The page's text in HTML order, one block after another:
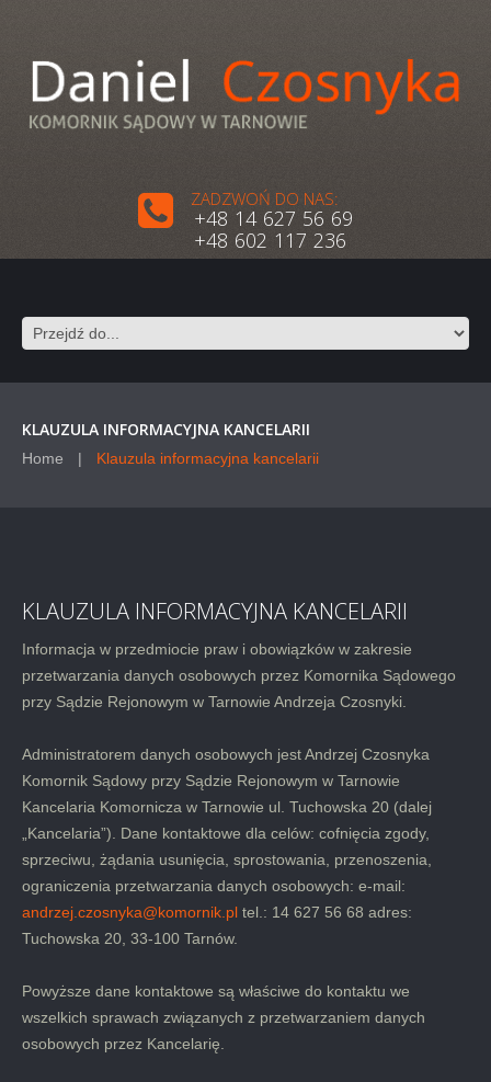
ZADZWOŃ DO NAS:
+48 14 627 56 69
+48 602 117 236
KLAUZULA INFORMACYJNA KANCELARII
Home Klauzula informacyjna kancelarii
KLAUZULA INFORMACYJNA KANCELARII
Informacja w przedmiocie praw i obowiązków w zakresie
przetwarzania danych osobowych przez Komornika Sądowego
przy Sądzie Rejonowym w Tarnowie Andrzeja Czosnyki.
Administratorem danych osobowych jest Andrzej Czosnyka
Komornik Sądowy przy Sądzie Rejonowym w Tarnowie
Kancelaria Komornicza w Tarnowie ul. Tuchowska 20 (dalej
„Kancelaria”). Dane kontaktowe dla celów: cofnięcia zgody,
sprzeciwu, żądania usunięcia, sprostowania, przenoszenia,
ograniczenia przetwarzania danych osobowych: e-mail:
andrzej.czosnyka@komornik.pl tel.: 14 627 56 68 adres:
Tuchowska 20, 33-100 Tarnów.
Powyższe dane kontaktowe są właściwe do kontaktu we
wszelkich sprawach związanych z przetwarzaniem danych
osobowych przez Kancelarię.